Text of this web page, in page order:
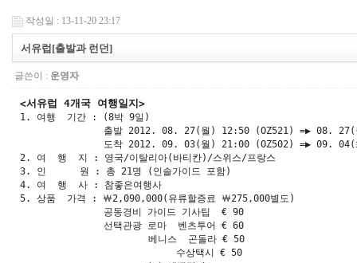
작성일 : 13-11-20 23:17
서유럽[출발과 런던]
글쓴이 : 운영자
<서유럽 4개국 여행일지>
1. 여행  기간 : (8박 9일)
출발 2012. 08. 27(월) 12:50 (OZ521) =▶ 08. 27(
도착 2012. 09. 03(월) 21:00 (OZ502) =▶ 09. 04(
2. 여  행  지 : 영국/이탈리아(바티칸)/스위스/프랑스
3. 인      원 : 총 21명 (인솔가이드 포함)
4. 여  행  사 : 참좋은여행사
5. 상품  가격 : ￦2,090,000(유류할증료 ￦275,000별도)
               공동경비 가이드 기사팁  € 90
               선택관광 로마  벤츠투어 € 60
                       베니스  곤돌라 € 50
                            수상택시 € 50